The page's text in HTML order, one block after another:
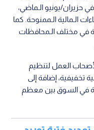
حزيران/يونيو الـماضي،
الـمالية الـممنوحة. كما
في مختلف الـمحافظات
العمل لتنظيم
تخفيفية، إضافة إلى
في السوق بين معظم